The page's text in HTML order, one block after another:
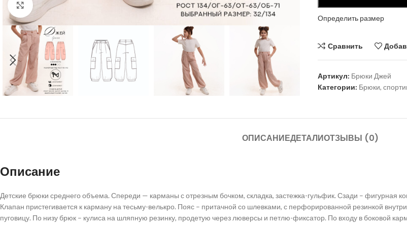
Нажмите, чтобы увеличить
Определить размер
Сравнить
Артикул: Брюки Джей
Категории: Брюки,
ОПИСАНИЕДЕТАЛИОТЗЫВЫ (0)
Описание
Детские брюки среднего объема. Спереди — карманы с отрезным бочком, складка, застежка-гульфик. Сзади – фигурная
Клапан пристегивается к карману на тесьму-велькро. Пояс – притачной со шлевками, с перфорированной резинкой
пуговицу. По низу брюк – кулиса на шляпную резинку, продетую через люверсы и петлю-фиксатор. По входу в боковой